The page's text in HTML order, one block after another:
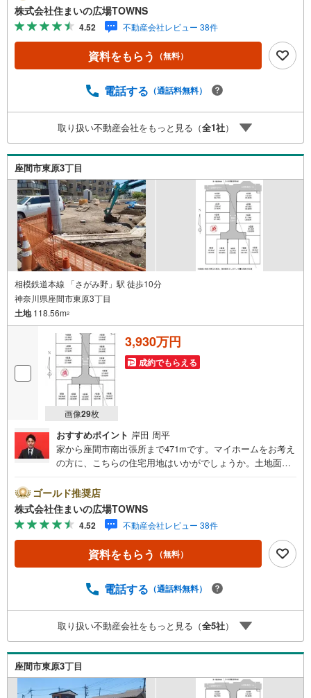
平米までの店舗等の住宅以外の建築物も建てることが可能
で、容積率・高さ制限が緩いのが第一種住居地域です。平
坦な土地なので、擁壁・造成費用を抑えられます。土地購
入の際、売地のことなら当社にご相談ください。【年中無
休/9:00～21:00】人気物件は特にお問い合わせが集中する
ボタンよりご予約頂くとご見学がスムーズです。■その他、
客様へ経験豊富なスタッフが親身になってお客様に合った
物件をご紹介させて頂きます！ /他社様掲載物件も併せてご
紹介可能ですのでお気軽にお問い合わせ下さい♪駐車場も
ございますので、お車でのお越しも大歓迎です！
株式会社住まいの広場TOWNS
4.52 不動産会社レビュー 38件
資料をもらう （無料）
電話する （通話料無料）
取り扱い不動産会社をもっと見る（全1社）
座間市東原3丁目
相模鉄道本線 「さがみ野」駅 徒歩10分
神奈川県座間市東原3丁目
土地118.56m2
画像29枚
3,930万円
成約でもらえる
おすすめポイント 岸田 周平
家から座間市南出張所まで471mです。マイホームをお考え
の方に、こちらの住宅用地はいかがでしょうか。土地面積
に立地しています。土地購入をお考えの方におすすめなの
がこちらの売地。第一種中高層住居専用地域は、住むこと
を目的とした地域なので、住みやすい環境です。【年中無
休/9:00～21:00】人気物件は特にお問い合わせが集中する
ため、お早めにお電話下さい。「室内・現地を見学する」
ボタンよりご予約頂くとご見学がスムーズです。■その他、
フプランのシミュレーション■住まいの広場TOWNSからお
紹介可能ですのでお気軽にお問い合わせ下さい♪駐車場も
ございますので、お車でのお越しも大歓迎です！
ゴールド推奨店
株式会社住まいの広場TOWNS
4.52 不動産会社レビュー 38件
資料をもらう （無料）
電話する （通話料無料）
取り扱い不動産会社をもっと見る（全5社）
座間市東原3丁目